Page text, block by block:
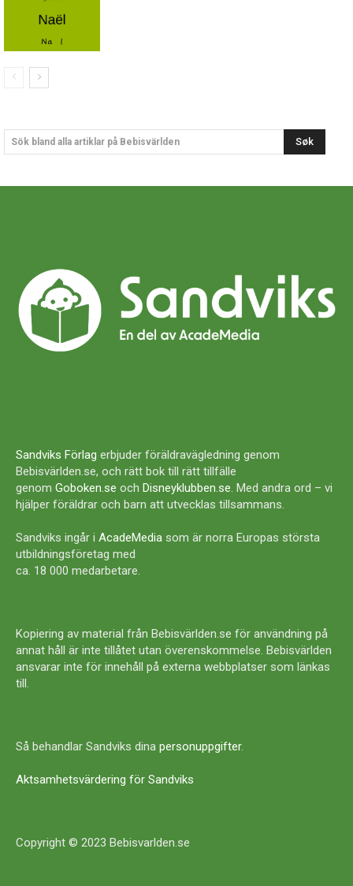
Sök bland alla artiklar på Bebisvärlden Søk
Sandviks Förlag erbjuder föräldravägledning genom
Bebisvärlden.se, och rätt bok till rätt tillfälle
genom Goboken.se och Disneyklubben.se. Med andra ord – vi
hjälper föräldrar och barn att utvecklas tillsammans.
Sandviks ingår i AcadeMedia som är norra Europas största
utbildningsföretag med
ca. 18 000 medarbetare.
Kopiering av material från Bebisvärlden.se för användning på
annat håll är inte tillåtet utan överenskommelse. Bebisvärlden
ansvarar inte för innehåll på externa webbplatser som länkas
till.
Så behandlar Sandviks dina personuppgifter.
Aktsamhetsvärdering för Sandviks
Copyright © 2023 Bebisvarlden.se